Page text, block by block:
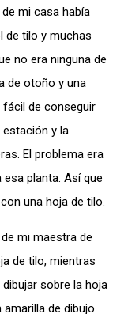
mi casa había
de tilo y muchas
no era ninguna de
de otoño y una
de conseguir
y la
El problema era
planta. Así que
una hoja de tilo.
mi maestra de
de tilo, mientras
sobre la hoja
de dibujo.